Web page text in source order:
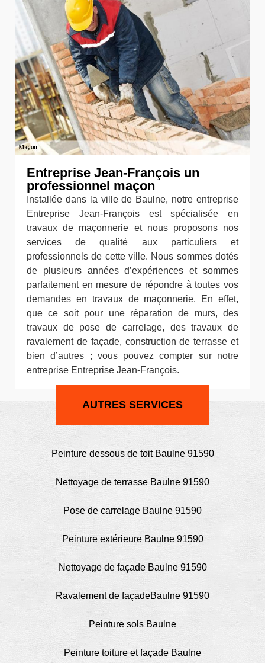
Entreprise Jean-François un
professionnel maçon
Installée dans la ville de Baulne, notre entreprise
Entreprise Jean-François est spécialisée en
travaux de maçonnerie et nous proposons nos
services de qualité aux particuliers et
professionnels de cette ville. Nous sommes dotés
de plusieurs années d’expériences et sommes
parfaitement en mesure de répondre à toutes vos
demandes en travaux de maçonnerie. En effet,
que ce soit pour une réparation de murs, des
travaux de pose de carrelage, des travaux de
ravalement de façade, construction de terrasse et
bien d’autres ; vous pouvez compter sur notre
entreprise Entreprise Jean-François.
AUTRES SERVICES
Peinture dessous de toit Baulne 91590
Nettoyage de terrasse Baulne 91590
Pose de carrelage Baulne 91590
Peinture extérieure Baulne 91590
Nettoyage de façade Baulne 91590
Ravalement de façadeBaulne 91590
Peinture sols Baulne
Peinture toiture et façade Baulne